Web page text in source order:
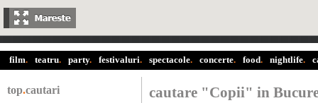
film. teatru. party. festivaluri. spectacole. concerte. food. nightlife.
top.cautari cautare "Copii" in